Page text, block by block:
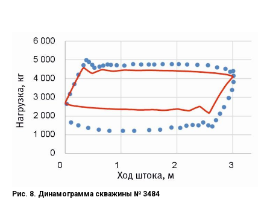
Рис. 8. Динамограмма скважины № 3484